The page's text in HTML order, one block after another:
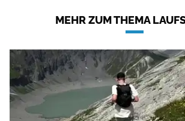
MEHR ZUM THEMA